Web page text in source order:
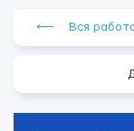
⟵ Вся работа